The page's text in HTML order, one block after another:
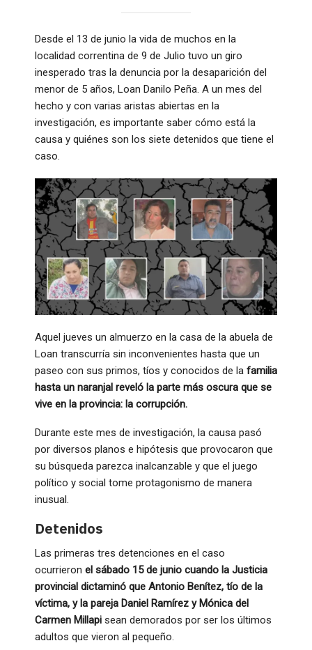
Desde el 13 de junio la vida de muchos en la
localidad correntina de 9 de Julio tuvo un giro
inesperado tras la denuncia por la desaparición del
menor de 5 años, Loan Danilo Peña. A un mes del
hecho y con varias aristas abiertas en la
investigación, es importante saber cómo está la
causa y quiénes son los siete detenidos que tiene el
caso.
Aquel jueves un almuerzo en la casa de la abuela de
Loan transcurría sin inconvenientes hasta que un
paseo con sus primos, tíos y conocidos de la familia
hasta un naranjal reveló la parte más oscura que se
vive en la provincia: la corrupción.
Durante este mes de investigación, la causa pasó
por diversos planos e hipótesis que provocaron que
su búsqueda parezca inalcanzable y que el juego
político y social tome protagonismo de manera
inusual.
Detenidos
Las primeras tres detenciones en el caso
ocurrieron el sábado 15 de junio cuando la Justicia
provincial dictaminó que Antonio Benítez, tío de la
víctima, y la pareja Daniel Ramírez y Mónica del
Carmen Millapi sean demorados por ser los últimos
adultos que vieron al pequeño.